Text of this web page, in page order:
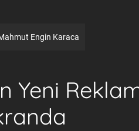
Engin Karaca
Yeni